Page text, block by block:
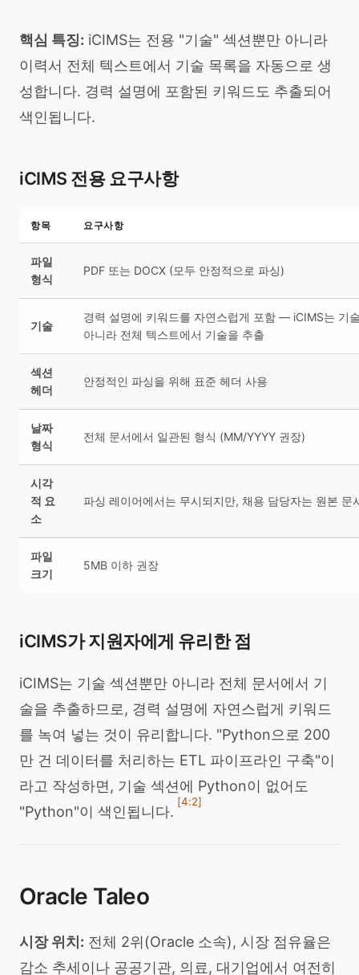
핵심 특징: iCIMS는 전용 "기술" 섹션뿐만 아니라
이력서 전체 텍스트에서 기술 목록을 자동으로 생
성합니다. 경력 설명에 포함된 키워드도 추출되어
색인됩니다.
iCIMS 전용 요구사항
항목 요구사항
파일
형식
PDF 또는 DOCX (모두 안정적으로 파싱)
기술
경력 설명에 키워드를 자연스럽게 포함 — iCIMS는 기
아니라 전체 텍스트에서 기술을 추출
섹션
헤더
안정적인 파싱을 위해 표준 헤더 사용
날짜
형식
전체 문서에서 일관된 형식 (MM/YYYY 권장)
시각
적 요
소
파싱 레이어에서는 무시되지만, 채용 담당자는 원본 문
파일
크기
5MB 이하 권장
iCIMS가 지원자에게 유리한 점
iCIMS는 기술 섹션뿐만 아니라 전체 문서에서 기
술을 추출하므로, 경력 설명에 자연스럽게 키워드
를 녹여 넣는 것이 유리합니다. "Python으로 200
만 건 데이터를 처리하는 ETL 파이프라인 구축"이
라고 작성하면, 기술 섹션에 Python이 없어도
"Python"이 색인됩니다.
[4:2]
Oracle Taleo
시장 위치: 전체 2위(Oracle 소속), 시장 점유율은
감소 추세이나 공공기관, 의료, 대기업에서 여전히